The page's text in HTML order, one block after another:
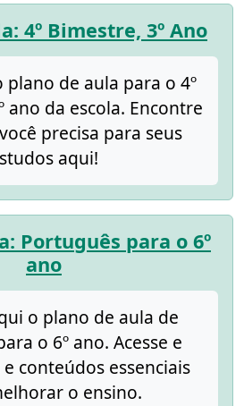
4º Bimestre, 3º Ano
plano de aula para o 4º
ano da escola. Encontre
precisa para seus
aqui!
Português para o 6º
ano
o plano de aula de
o 6º ano. Acesse e
conteúdos essenciais
o ensino.